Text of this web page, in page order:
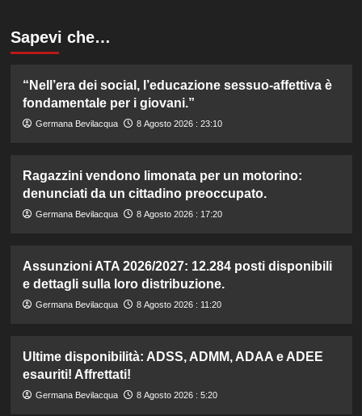
Sapevi che…
“Nell’era dei social, l’educazione sessuo-affettiva è
fondamentale per i giovani.”
Germana Bevilacqua 8 Agosto 2026 : 23:10
Ragazzini vendono limonata per un motorino:
denunciati da un cittadino preoccupato.
Germana Bevilacqua 8 Agosto 2026 : 17:20
Assunzioni ATA 2026/2027: 12.284 posti disponibili
e dettagli sulla loro distribuzione.
Germana Bevilacqua 8 Agosto 2026 : 11:20
Ultime disponibilità: ADSS, ADMM, ADAA e ADEE
esauriti! Affrettati!
Germana Bevilacqua 8 Agosto 2026 : 5:20